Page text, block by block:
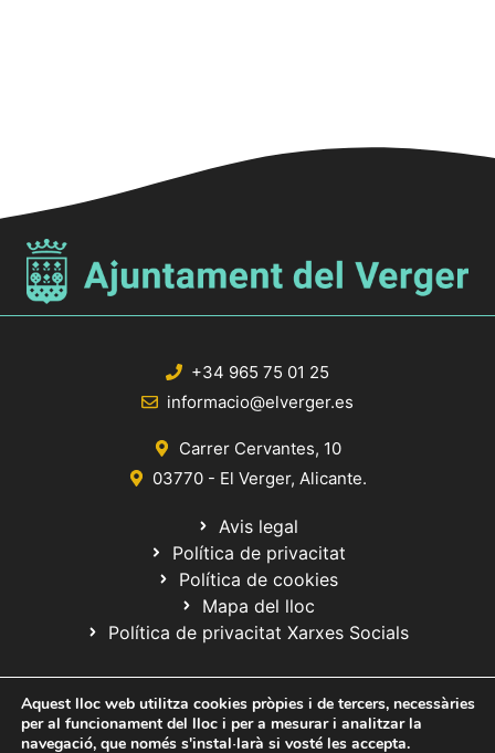
+34 965 75 01 25
informacio@elverger.es
Carrer Cervantes, 10
03770 - El Verger, Alicante.
Avis legal
Política de privacitat
Política de cookies
Mapa del lloc
Política de privacitat Xarxes Socials
Aquest lloc web utilitza cookies pròpies i de tercers, necessàries
per al funcionament del lloc i per a mesurar i analitzar la
navegació, que només s'instal·larà si vosté les accepta.